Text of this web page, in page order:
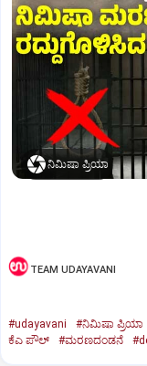
ನಿಮಿಷಾ ಪ್ರಿಯಾ
TEAM UDAYAVANI
#udayavani #ನಿಮಿಷಾ ಪ್ರಿಯಾ
ಕೆಎ ಪೌಲ್
#ಮರಣದಂಡನೆ